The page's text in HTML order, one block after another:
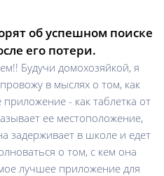
об успешном поиске
его потери.
Будучи домохозяйкой, я
в мыслях о том, как
- как таблетка от
ее местоположение,
задерживает в школе и едет
о том, с кем она
лучшее приложение для